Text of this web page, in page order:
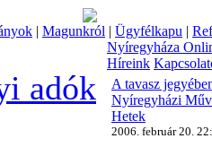
| Magunkról | Ügyfélkapu |
adók
Nyíregyháza
Híreink
A tavasz
Nyíregyházi
Hetek
2006. február 20.